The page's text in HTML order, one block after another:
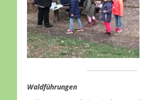
Waldführungen